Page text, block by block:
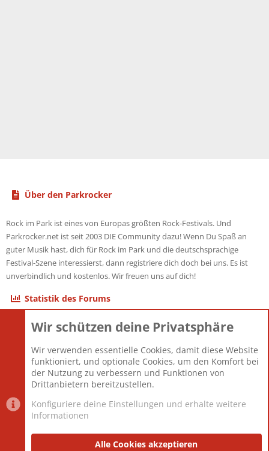
Über den Parkrocker
Rock im Park ist eines von Europas größten Rock-Festivals. Und
Parkrocker.net ist seit 2003 DIE Community dazu! Wenn Du Spaß an
guter Musik hast, dich für Rock im Park und die deutschsprachige
Festival-Szene interessierst, dann registriere dich doch bei uns. Es ist
unverbindlich und kostenlos. Wir freuen uns auf dich!
Statistik des Forums
Themen
Mitglieder
12.427
Neuestes Mitglied
Berlin
Datenschutzerklärung Impressum
Wir schützen deine Privatsphäre
Wir verwenden essentielle Cookies, damit diese Website
funktioniert, und optionale Cookies, um den Komfort bei
der Nutzung zu verbessern und Funktionen von
Drittanbietern bereitzustellen.
Konfiguriere deine Einstellungen und erhalte weitere
Informationen
Alle Cookies akzeptieren